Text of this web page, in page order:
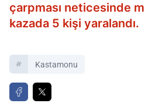
çarpması neticesinde
kazada 5 kişi yaralandı.
Kastamonu